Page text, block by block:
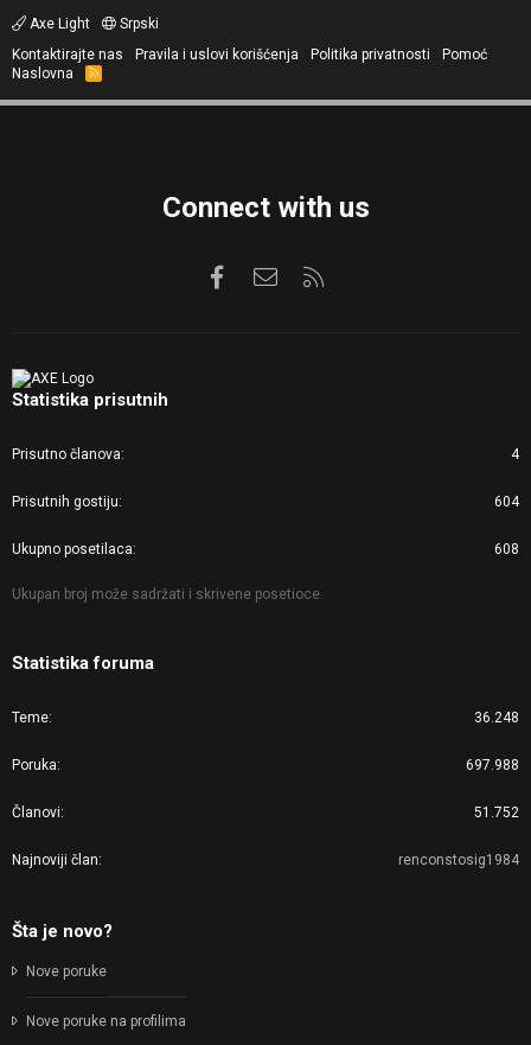
Axe Light
Srpski
Kontaktirajte nas
Pravila i uslovi korišćenja Politika privatnosti
Pomoć
Naslovna
R
S
Connect with us
FacebookKontaktirajte nas
Statistika prisutnih
Prisutno članova 4
Prisutnih gostiju 604
Ukupno posetilaca 608
Ukupan broj može sadržati i skrivene posetioce.
Statistika foruma
Teme 36.248
Poruka 697.988
Članovi 51.752
Najnoviji član renconstosig1984
Šta je novo?
Nove poruke
Nove poruke na profilima